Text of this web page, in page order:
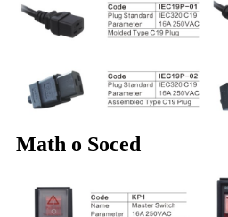
Math o Soced